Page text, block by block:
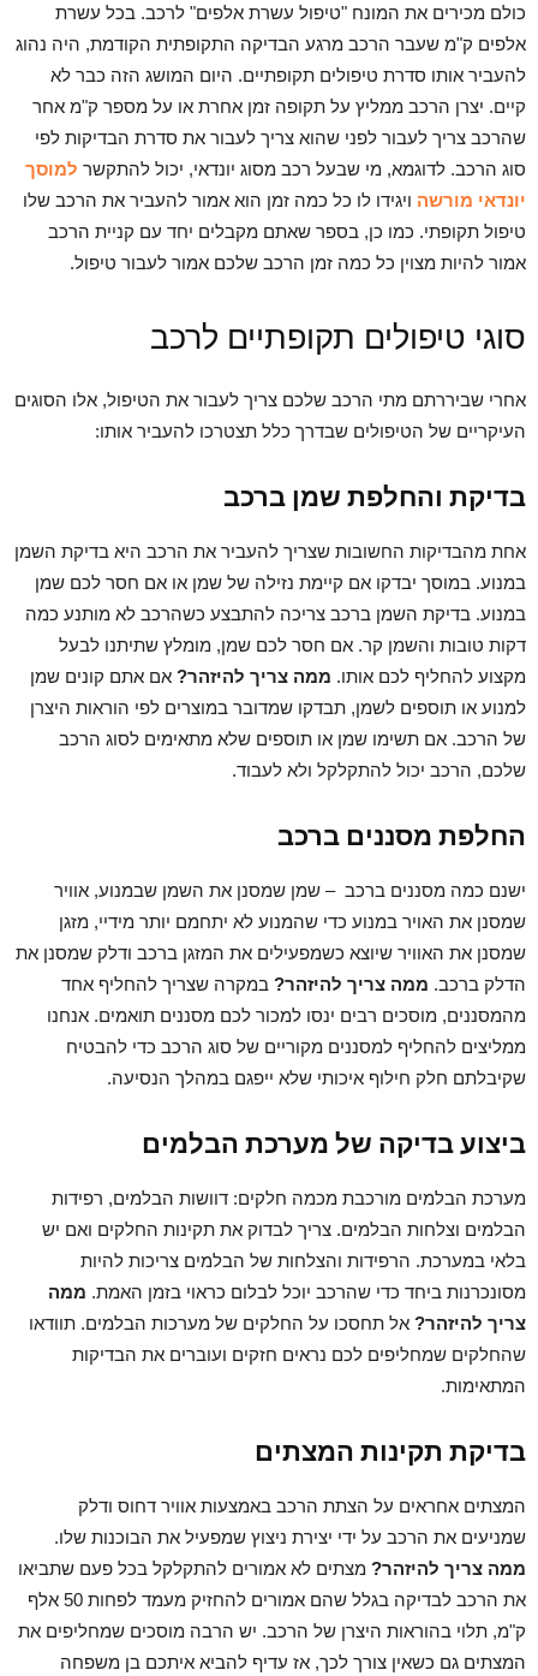
כולם מכירים את המונח "טיפול עשרת אלפים" לרכב. בכל עשרת
אלפים ק"מ שעבר הרכב מרגע הבדיקה התקופתית הקודמת, היה נהוג
להעביר אותו סדרת טיפולים תקופתיים. היום המושג הזה כבר לא
קיים. יצרן הרכב ממליץ על תקופה זמן אחרת או על מספר ק"מ אחר
שהרכב צריך לעבור לפני שהוא צריך לעבור את סדרת הבדיקות לפי
סוג הרכב. לדוגמא, מי שבעל רכב מסוג יונדאי, יכול להתקשר למוסך
יונדאי מורשה ויגידו לו כל כמה זמן הוא אמור להעביר את הרכב שלו
טיפול תקופתי. כמו כן, בספר שאתם מקבלים יחד עם קניית הרכב
אמור להיות מצוין כל כמה זמן הרכב שלכם אמור לעבור טיפול.
סוגי טיפולים תקופתיים לרכב
אחרי שביררתם מתי הרכב שלכם צריך לעבור את הטיפול, אלו הסוגים
העיקריים של הטיפולים שבדרך כלל תצטרכו להעביר אותו:
בדיקת והחלפת שמן ברכב
אחת מהבדיקות החשובות שצריך להעביר את הרכב היא בדיקת השמן
במנוע. במוסך יבדקו אם קיימת נזילה של שמן או אם חסר לכם שמן
במנוע. בדיקת השמן ברכב צריכה להתבצע כשהרכב לא מותנע כמה
דקות טובות והשמן קר. אם חסר לכם שמן, מומלץ שתיתנו לבעל
מקצוע להחליף לכם אותו. ממה צריך להיזהר? אם אתם קונים שמן
למנוע או תוספים לשמן, תבדקו שמדובר במוצרים לפי הוראות היצרן
של הרכב. אם תשימו שמן או תוספים שלא מתאימים לסוג הרכב
שלכם, הרכב יכול להתקלקל ולא לעבוד.
החלפת מסננים ברכב
ישנם כמה מסננים ברכב – שמן שמסנן את השמן שבמנוע, אוויר
שמסנן את האויר במנוע כדי שהמנוע לא יתחמם יותר מידיי, מזגן
שמסנן את האוויר שיוצא כשמפעילים את המזגן ברכב ודלק שמסנן את
הדלק ברכב. ממה צריך להיזהר? במקרה שצריך להחליף אחד
מהמסננים, מוסכים רבים ינסו למכור לכם מסננים תואמים. אנחנו
ממליצים להחליף למסננים מקוריים של סוג הרכב כדי להבטיח
שקיבלתם חלק חילוף איכותי שלא ייפגם במהלך הנסיעה.
ביצוע בדיקה של מערכת הבלמים
מערכת הבלמים מורכבת מכמה חלקים: דוושות הבלמים, רפידות
הבלמים וצלחות הבלמים. צריך לבדוק את תקינות החלקים ואם יש
בלאי במערכת. הרפידות והצלחות של הבלמים צריכות להיות
מסונכרנות ביחד כדי שהרכב יוכל לבלום כראוי בזמן האמת. ממה
צריך להיזהר? אל תחסכו על החלקים של מערכות הבלמים. תוודאו
שהחלקים שמחליפים לכם נראים חזקים ועוברים את הבדיקות
המתאימות.
בדיקת תקינות המצתים
המצתים אחראים על הצתת הרכב באמצעות אוויר דחוס ודלק
שמניעים את הרכב על ידי יצירת ניצוץ שמפעיל את הבוכנות שלו.
ממה צריך להיזהר? מצתים לא אמורים להתקלקל בכל פעם שתביאו
את הרכב לבדיקה בגלל שהם אמורים להחזיק מעמד לפחות 50 אלף
ק"מ, תלוי בהוראות היצרן של הרכב. יש הרבה מוסכים שמחליפים את
המצתים גם כשאין צורך לכך, אז עדיף להביא איתכם בן משפחה